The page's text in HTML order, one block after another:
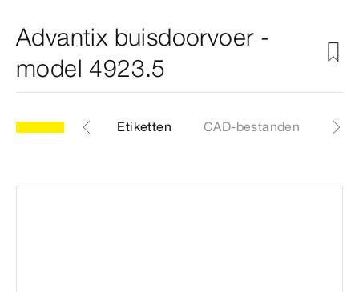
Advantix buisdoorvoer -
model 4923.5
Artikelen Etiketten CAD-bestanden